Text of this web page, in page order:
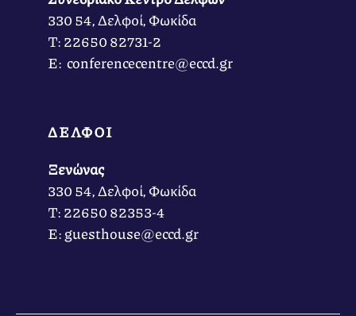
330 54, Δελφοί, Φωκίδα
Τ: 22650 82731-2
Ε: conferencecentre@eccd.gr
ΔΕΛΦΟΙ
Ξενώνας
330 54, Δελφοί, Φωκίδα
Τ: 22650 82353-4
Ε: guesthouse@eccd.gr